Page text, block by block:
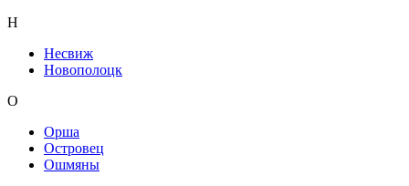
Н
Несвиж
Новополоцк
О
Орша
Островец
Ошмяны